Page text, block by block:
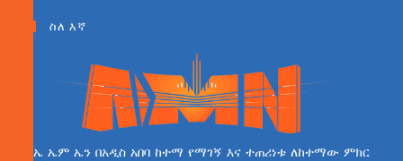
ስለ እኛ
ኤ ኤም ኤን በአዲስ አበባ ከተማ የማገኝ እና ተጠሪነቱ ለከተማው ምክር